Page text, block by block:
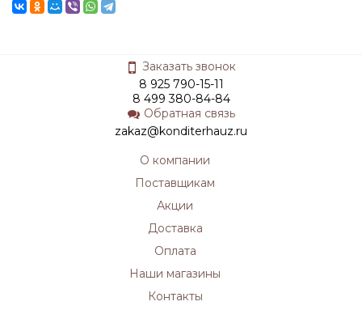
Заказать звонок
8 925 790-15-11
8 499 380-84-84
Обратная связь
zakaz@konditerhauz.ru
О компании
Поставщикам
Акции
Доставка
Оплата
Наши магазины
Контакты